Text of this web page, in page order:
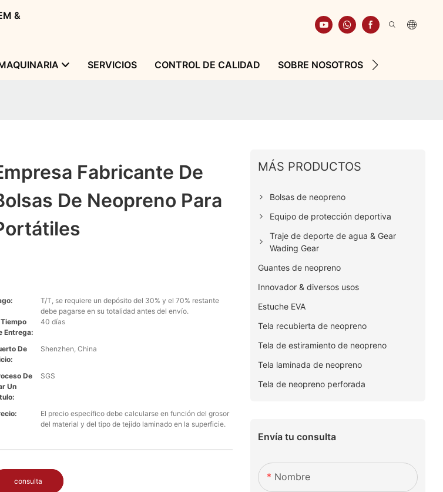
&
SERVICIOS CONTROL DE CALIDAD SOBRE NOSOTROS
Fabricante De
De Neopreno Para
T/T, se requiere un depósito del 30% y el 70% restante
debe pagarse en su totalidad antes del envío.
Tiempo
Entrega:
40 días
De
Shenzhen, China
De
Un
SGS
El precio específico debe calcularse en función del grosor
del material y del tipo de tejido laminado en la superficie.
consulta
MÁS PRODUCTOS
Bolsas de neopreno
Equipo de protección deportiva
Traje de deporte de agua & Gear
Wading Gear
Guantes de neopreno
Innovador & diversos usos
Estuche EVA
Tela recubierta de neopreno
Tela de estiramiento de neopreno
Tela laminada de neopreno
Tela de neopreno perforada
Envía tu consulta
Nombre